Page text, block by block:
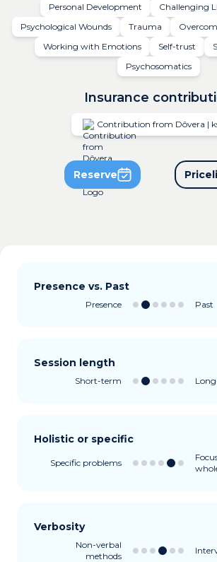
Personal Development
Challenging
Psychological Wounds
Trauma
Working with Emotions
Self-trust
Psychosomatics
Insurance
Contribution from Dôvera |
Reserve
Presence vs. Past
Presence Past
Session length
Short-term
Holistic or specific
Specific problems
Verbosity
Non-verbal
methods